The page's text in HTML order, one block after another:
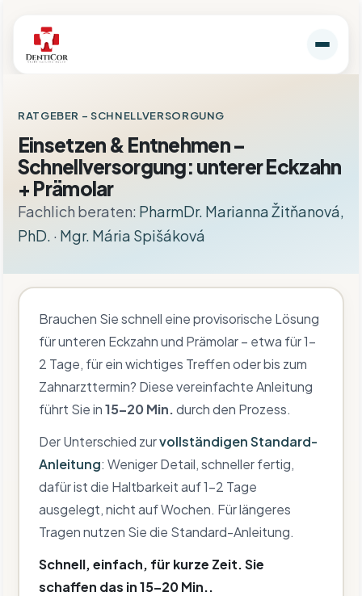
RATGEBER – SCHNELLVERSORGUNG
Einsetzen & Entnehmen –
Schnellversorgung: unterer Eckzahn
+ Prämolar
Fachlich beraten: PharmDr. Marianna Žitňanová,
PhD. · Mgr. Mária Spišáková
Brauchen Sie schnell eine provisorische Lösung
für unteren Eckzahn und Prämolar – etwa für 1–
2 Tage, für ein wichtiges Treffen oder bis zum
Zahnarzttermin? Diese vereinfachte Anleitung
führt Sie in15–20 Min.durch den Prozess.
Der Unterschied zurvollständigen Standard-
Anleitung: Weniger Detail, schneller fertig,
dafür ist die Haltbarkeit auf 1–2 Tage
ausgelegt, nicht auf Wochen. Für längeres
Tragen nutzen Sie die Standard-Anleitung.
Schnell, einfach, für kurze Zeit. Sie
schaffen das in 15–20 Min..